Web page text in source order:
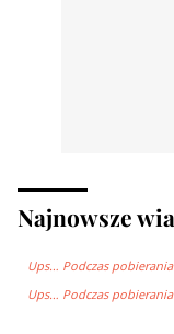
Najnowsze
Ups… Podczas
Ups… Podczas